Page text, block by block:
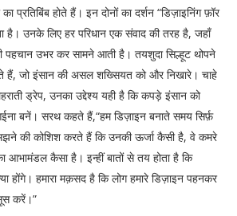
प्रतिबिंब होते हैं। इन दोनों का दर्शन “डिज़ाइनिंग फ़ॉर
उनके लिए हर परिधान एक संवाद की तरह है, जहाँ
उभर कर सामने आती है। तयशुदा सिल्हूट थोपने
हैं, जो इंसान की असल शख्सियत को और निखारे। चाहे
ड्रेप, उनका उद्देश्य यही है कि कपड़े इंसान को
बनें। सरथ कहते हैं,“हम डिज़ाइन बनाते समय सिर्फ़
की कोशिश करते हैं कि उनकी ऊर्जा कैसी है, वे कमरे
कैसा है। इन्हीं बातों से तय होता है कि
होंगे। हमारा मक़सद है कि लोग हमारे डिज़ाइन पहनकर
करें।”